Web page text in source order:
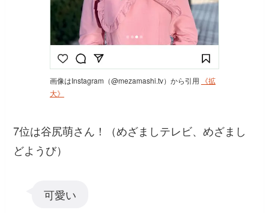
画像はInstagram（@mezamashi.tv）から引用
《拡
大》
7位は谷尻萌さん！（めざましテレビ、めざまし
どようび）
可愛い